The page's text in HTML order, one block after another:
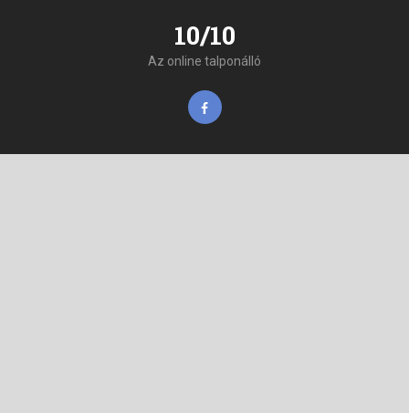
10/10
Az online talponálló